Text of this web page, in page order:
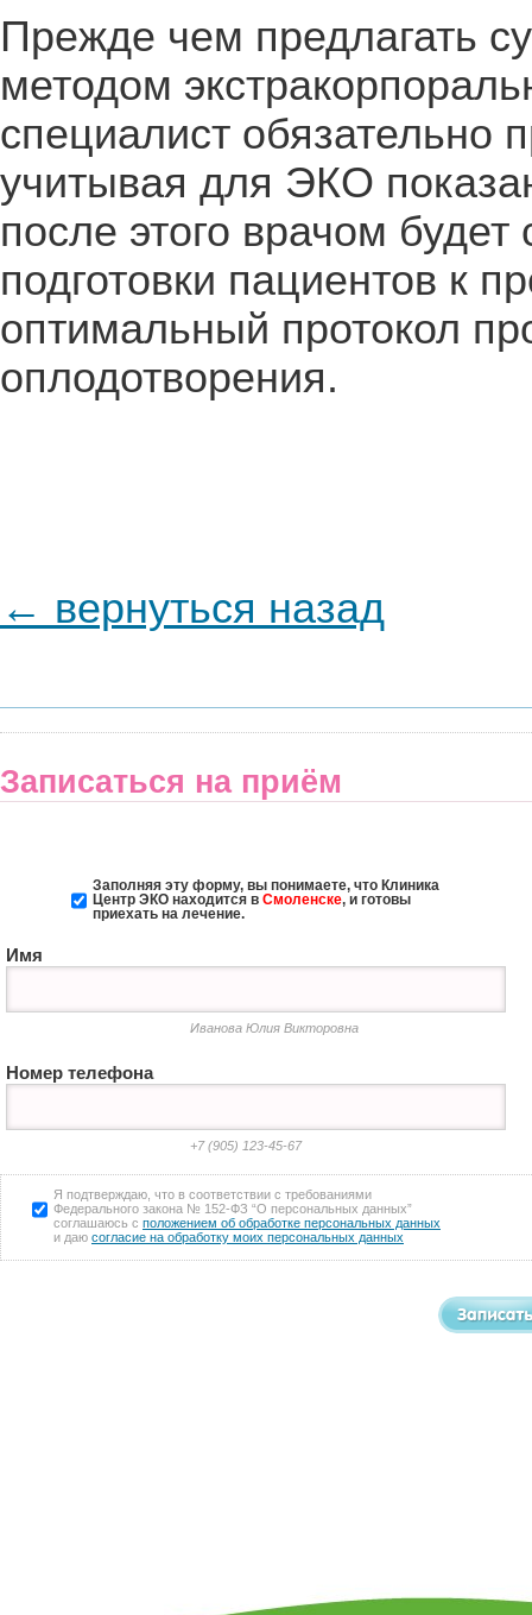
Прежде чем предлагать
методом
специалист обязательно
учитывая для ЭКО
после этого врачом
подготовки пациентов к
оптимальный протокол
оплодотворения.
← вернуться назад
Записаться на приём
Заполняя эту форму, вы понимаете, что Клиника
Центр ЭКО находится в Смоленске, и готовы
приехать на лечение.
Имя
Иванова Юлия Викторовна
Номер телефона
+7 (905) 123-45-67
Я подтверждаю, что в соответствии с требованиями
Федерального закона № 152-ФЗ “О персональных данных”
соглашаюсь с положением об обработке персональных данных
и даю согласие на обработку моих персональных данных